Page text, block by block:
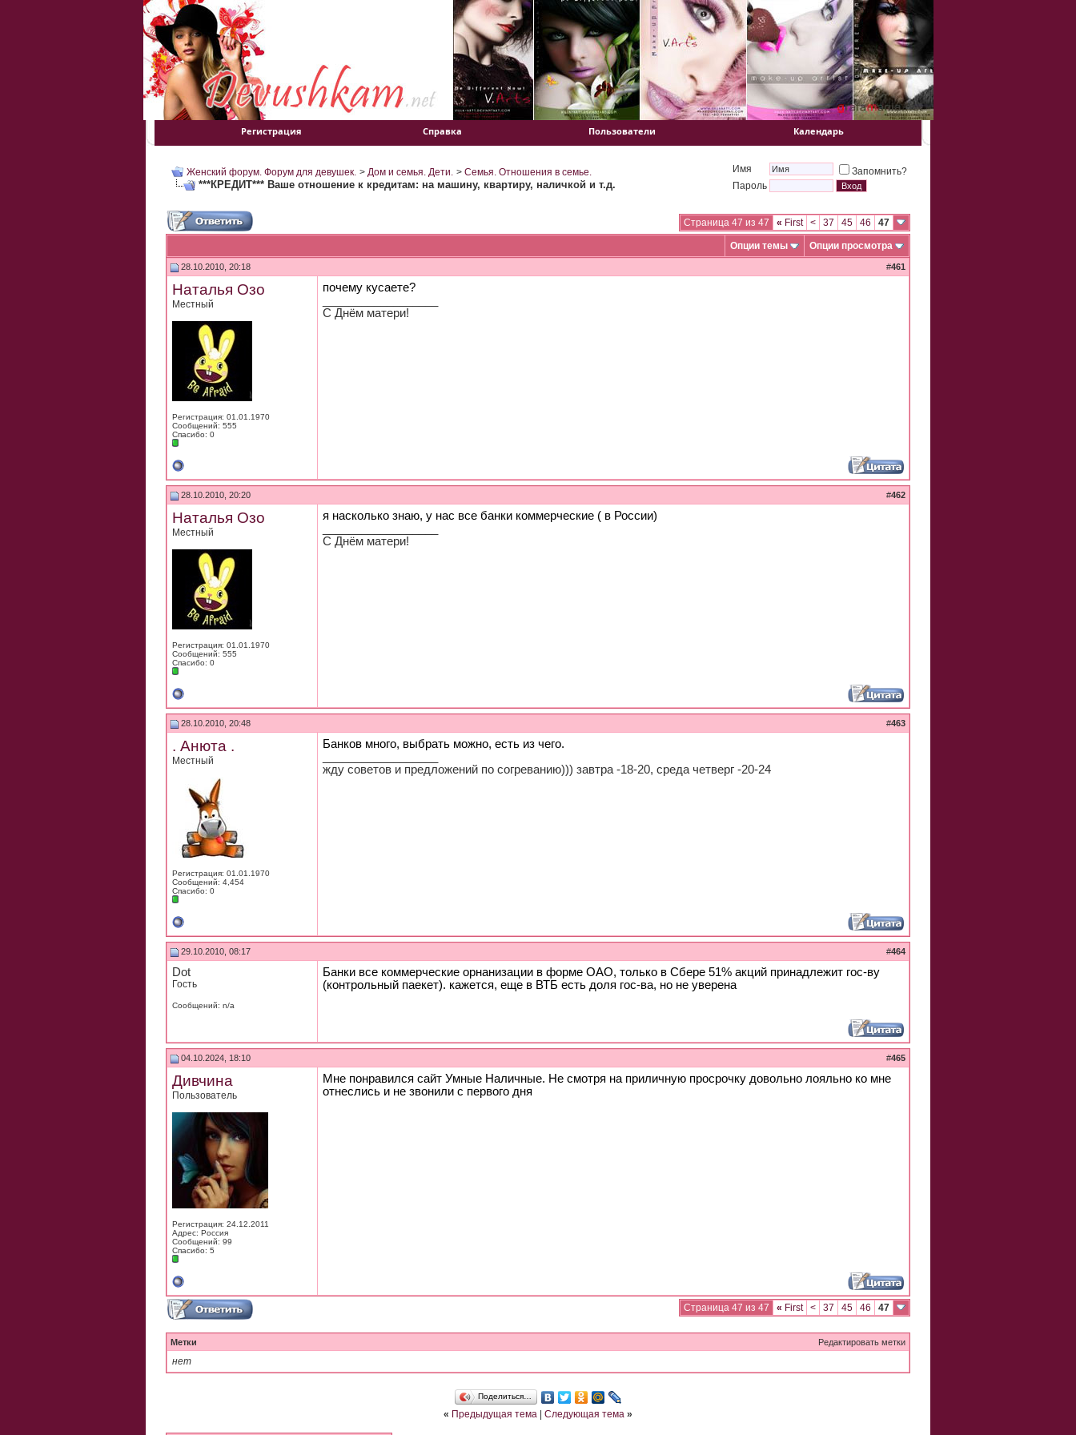
Регистрация Справка Пользователи Календарь
Женский форум. Форум для девушек. > Дом и семья. Дети. > Семья. Отношения в семье.
***КРЕДИТ*** Ваше отношение к кредитам: на машину, квартиру, наличкой и т.д.
Имя
Запомнить?
Пароль
Страница 47 из 47 « First < 37 45 46 47
Опции темы Опции просмотра
28.10.2010, 20:18 #461
Наталья Озо
Местный
Регистрация: 01.01.1970
Сообщений: 555
Спасибо: 0
почему кусаете?
С Днём матери!
28.10.2010, 20:20 #462
Наталья Озо
Местный
Регистрация: 01.01.1970
Сообщений: 555
Спасибо: 0
я насколько знаю, у нас все банки коммерческие ( в России)
С Днём матери!
28.10.2010, 20:48 #463
. Анюта .
Местный
Регистрация: 01.01.1970
Сообщений: 4,454
Спасибо: 0
Банков много, выбрать можно, есть из чего.
жду советов и предложений по согреванию))) завтра -18-20, среда четверг -20-24
29.10.2010, 08:17 #464
Dot
Гость
Сообщений: n/a
Банки все коммерческие орнанизации в форме ОАО, только в Сбере 51% акций принадлежит гос-ву
(контрольный паекет). кажется, еще в ВТБ есть доля гос-ва, но не уверена
04.10.2024, 18:10 #465
Дивчина
Пользователь
Регистрация: 24.12.2011
Адрес: Россия
Сообщений: 99
Спасибо: 5
Мне понравился сайт Умные Наличные. Не смотря на приличную просрочку довольно лояльно ко мне
отнеслись и не звонили с первого дня
Страница 47 из 47 « First < 37 45 46 47
Редактировать метки
Метки
нет
Поделиться…
« Предыдущая тема Следующая тема »